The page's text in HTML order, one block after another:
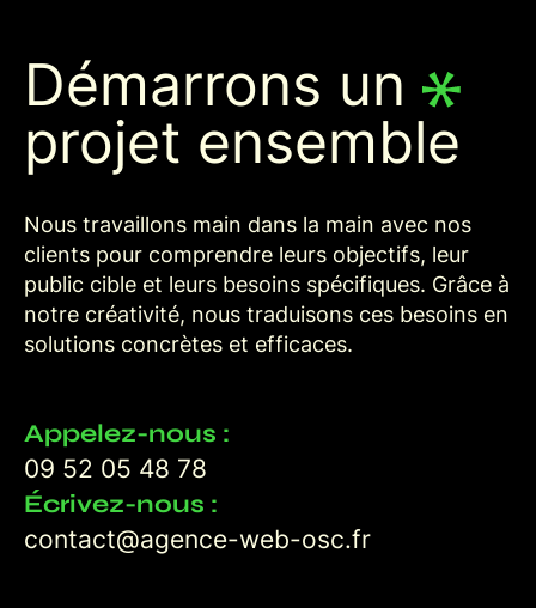
Démarrons un
projet ensemble
Nous travaillons main dans la main avec nos
clients pour comprendre leurs objectifs, leur
public cible et leurs besoins spécifiques. Grâce à
notre créativité, nous traduisons ces besoins en
solutions concrètes et efficaces.
Appelez-nous :
09 52 05 48 78
Écrivez-nous :
contact@agence-web-osc.fr